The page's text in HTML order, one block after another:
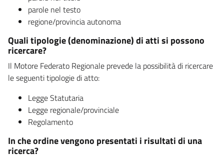
parole nel testo
regione/provincia autonoma
Quali tipologie (denominazione) di atti si possono
ricercare?
Il Motore Federato Regionale prevede la possibilità di ricercare
le seguenti tipologie di atto:
Legge Statutaria
Legge regionale/provinciale
Regolamento
In che ordine vengono presentati i risultati di una
ricerca?